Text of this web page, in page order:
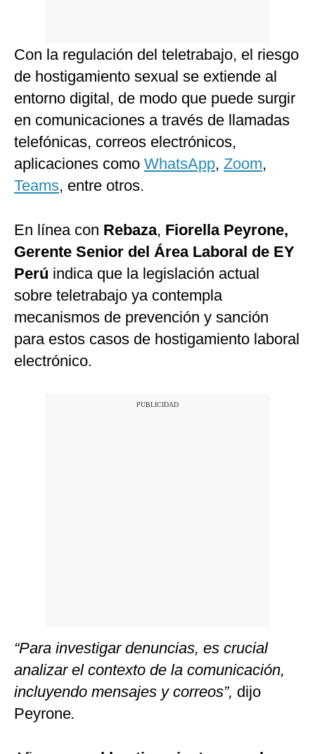
Con la regulación del teletrabajo, el riesgo
de hostigamiento sexual se extiende al
entorno digital, de modo que puede surgir
en comunicaciones a través de llamadas
telefónicas, correos electrónicos,
aplicaciones como WhatsApp, Zoom,
Teams, entre otros.
En línea con Rebaza, Fiorella Peyrone,
Gerente Senior del Área Laboral de EY
Perú indica que la legislación actual
sobre teletrabajo ya contempla
mecanismos de prevención y sanción
para estos casos de hostigamiento laboral
electrónico.
“Para investigar denuncias, es crucial
analizar el contexto de la comunicación,
incluyendo mensajes y correos”, dijo
Peyrone.